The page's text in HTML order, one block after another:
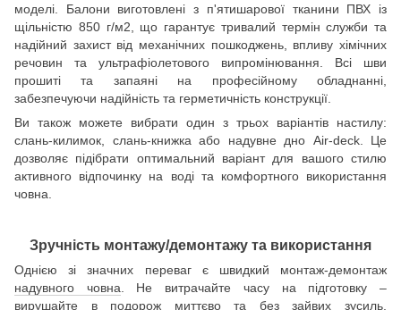
моделі. Балони виготовлені з п'ятишарової тканини ПВХ із
щільністю 850 г/м2, що гарантує тривалий термін служби та
надійний захист від механічних пошкоджень, впливу хімічних
речовин та ультрафіолетового випромінювання. Всі шви
прошиті та запаяні на професійному обладнанні,
забезпечуючи надійність та герметичність конструкції.
Ви також можете вибрати один з трьох варіантів настилу:
слань-килимок, слань-книжка або надувне дно Air-deck. Це
дозволяє підібрати оптимальний варіант для вашого стилю
активного відпочинку на воді та комфортного використання
човна.
Зручність монтажу/демонтажу та використання
Однією зі значних переваг є швидкий монтаж-демонтаж
надувного човна. Не витрачайте часу на підготовку –
вирушайте в подорож миттєво та без зайвих зусиль,